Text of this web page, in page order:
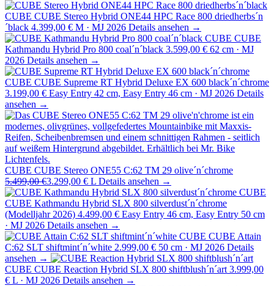
CUBE CUBE Stereo Hybrid ONE44 HPC Race 800 driedherbs´n
´black 4.399,00 € M · MJ 2026 Details ansehen →
CUBE CUBE
Kathmandu Hybrid Pro 800 coal´n´black 3.599,00 € 62 cm · MJ
2026 Details ansehen →
CUBE CUBE Supreme RT Hybrid Deluxe EX 600 black´n´chrome
3.199,00 € Easy Entry 42 cm, Easy Entry 46 cm · MJ 2026 Details
ansehen →
CUBE CUBE Stereo ONE55 C:62 TM 29 olive´n´chrome
5.499,00 €3.299,00 € L Details ansehen →
CUBE
CUBE Kathmandu Hybrid SLX 800 silverdust´n´chrome
(Modelljahr 2026) 4.499,00 € Easy Entry 46 cm, Easy Entry 50 cm
· MJ 2026 Details ansehen →
CUBE CUBE Attain
C:62 SLT shiftmint´n´white 2.999,00 € 50 cm · MJ 2026 Details
ansehen →
CUBE CUBE Reaction Hybrid SLX 800 shiftblush´n´art 3.999,00
€ L · MJ 2026 Details ansehen →